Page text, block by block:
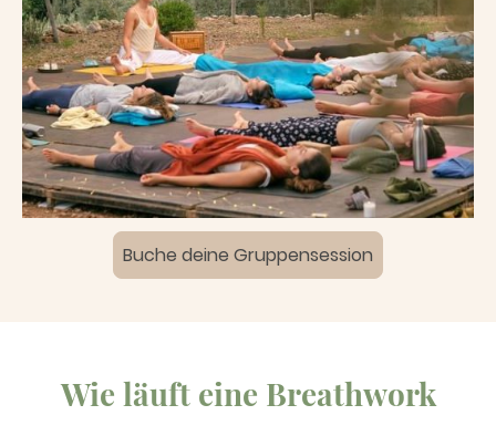
Buche deine Gruppensession
Wie läuft eine Breathwork